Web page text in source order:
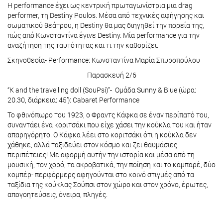
Η performance έχει ως κεντρική πρωταγωνίστρια μια drag
performer, τη Destiny Poulos. Μέσα από τεχνικές αφήγησης και
σωματικού θεάτρου, η Destiny θα μας διηγηθεί την πορεία της,
πώς από Κωνσταντίνα έγινε Destiny. Μία performance για την
αναζήτηση της ταυτότητας και τι την καθορίζει.
Σκηνοθεσία- Performance: Κωνσταντίνα Μαρία Σπυροπούλου
Παρασκευή 2/6
“K and the travelling doll (SouPsi)”- Ομάδα Sunny & Blue (ώρα:
20.30, διάρκεια: 45’): Cabaret Performance
Το φθινόπωρο του 1923, ο Φραντς Κάφκα σε έναν περίπατό του,
συναντάει ένα κοριτσάκι που είχε χάσει την κούκλα του και ήταν
απαρηγόρητο. Ο Κάφκα λέει στο κοριτσάκι ότι η κούκλα δεν
χάθηκε, αλλά ταξιδεύει στον κόσμο και ζει θαυμάσιες
περιπέτειες! Με αφορμή αυτήν την ιστορία και μέσα από τη
μουσική, τον χορό, τα ακροβατικά, την ποίηση και το καμπαρέ, δύο
κομπέρ- περφόρμερς αφηγούνται στο κοινό στιγμές από τα
ταξίδια της κούκλας Σούπσι στον χώρο και στον χρόνο, έρωτες,
απογοητεύσεις, όνειρα, πληγές.